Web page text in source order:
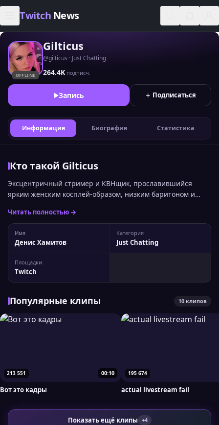
Skip to content
Twitch News
OFFLINE
Gilticus
@gilticus · Just Chatting
264.4K подписч.
Запись ＋ Подписаться
Информация Биография Статистика
Кто такой Gilticus
Эксцентричный стример и КВНщик, прославившийся
ярким женским косплей-образом, низким баритоном и
Читать полностью →
Имя
Денис Хамитов
Категория
Just Chatting
Площадки
Twitch
Популярные клипы 10 клипов
00:10
213 551
Вот это кадры
195 674
actual livestream fail
Показать ещё клипы +4